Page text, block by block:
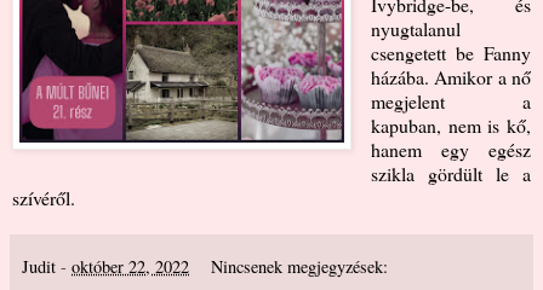
nyugtalanul
csengetett be Fanny
házába. Amikor a nő
megjelent a
kapuban, nem is kő,
hanem egy egész
szikla gördült le a
szívéről.
Judit - október 22, 2022 Nincsenek megjegyzések: